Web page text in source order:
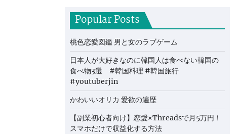
Popular Posts
桃色恋愛図鑑 男と女のラブゲーム
日本人が大好きなのに韓国人は食べない韓国の
食べ物3選 #韓国料理 #韓国旅行
#youtuberjin
かわいいオリカ 愛欲の遍歴
【副業初心者向け】恋愛×Threadsで月5万円！
スマホだけで収益化する方法